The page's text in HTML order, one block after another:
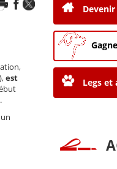
est
.
Legs et